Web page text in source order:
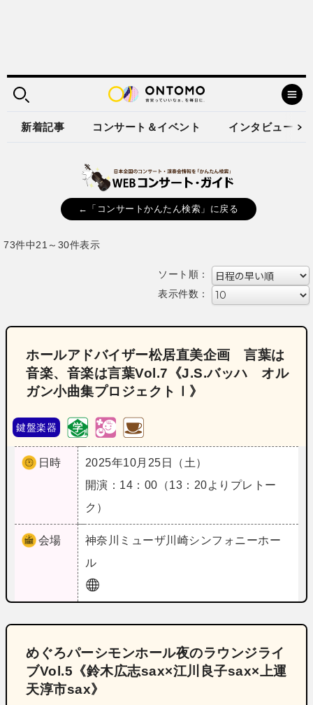
新着記事 コンサート＆イベント インタビュー
←「コンサートかんたん検索」に戻る
73件中21～30件表示
ソート順：
表示件数：
ホールアドバイザー松居直美企画 言葉は
音楽、音楽は言葉Vol.7《J.S.バッハ オル
ガン小曲集プロジェクトⅠ》
鍵盤楽器
日時
2025年10月25日（土）
開演：14：00（13：20よりプレトー
ク）
会場 神奈川
ミューザ川崎シンフォニーホー
ル
めぐろパーシモンホール夜のラウンジライ
ブVol.5《鈴木広志sax×江川良子sax×上運
天淳市sax》